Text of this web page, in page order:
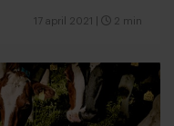
17 april 2021 2 min